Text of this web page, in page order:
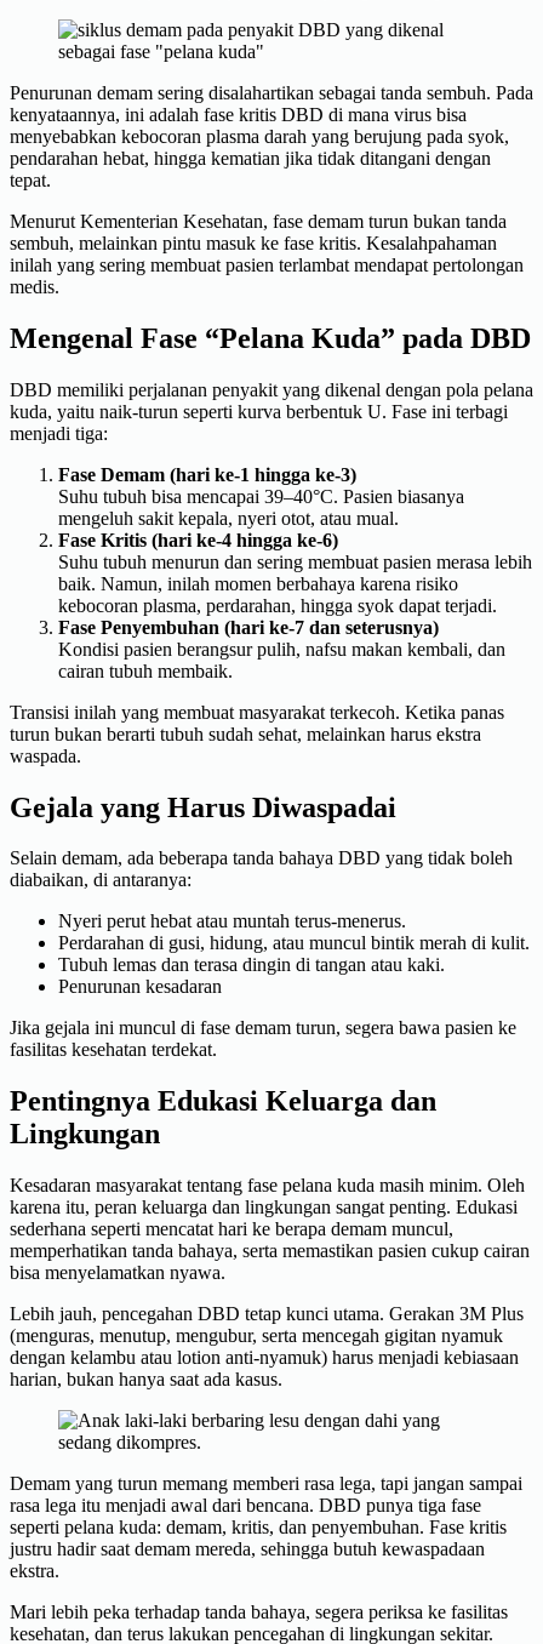
Penurunan demam sering disalahartikan sebagai tanda sembuh. Pada
kenyataannya, ini adalah fase kritis DBD di mana virus bisa
menyebabkan kebocoran plasma darah yang berujung pada syok,
pendarahan hebat, hingga kematian jika tidak ditangani dengan
tepat.
Menurut Kementerian Kesehatan, fase demam turun bukan tanda
sembuh, melainkan pintu masuk ke fase kritis. Kesalahpahaman
inilah yang sering membuat pasien terlambat mendapat pertolongan
medis.
Mengenal Fase “Pelana Kuda” pada DBD
DBD memiliki perjalanan penyakit yang dikenal dengan pola pelana
kuda, yaitu naik-turun seperti kurva berbentuk U. Fase ini terbagi
menjadi tiga:
Fase Demam (hari ke-1 hingga ke-3)
Suhu tubuh bisa mencapai 39–40°C. Pasien biasanya
mengeluh sakit kepala, nyeri otot, atau mual.
Fase Kritis (hari ke-4 hingga ke-6)
Suhu tubuh menurun dan sering membuat pasien merasa lebih
baik. Namun, inilah momen berbahaya karena risiko
kebocoran plasma, perdarahan, hingga syok dapat terjadi.
Fase Penyembuhan (hari ke-7 dan seterusnya)
Kondisi pasien berangsur pulih, nafsu makan kembali, dan
cairan tubuh membaik.
Transisi inilah yang membuat masyarakat terkecoh. Ketika panas
turun bukan berarti tubuh sudah sehat, melainkan harus ekstra
waspada.
Gejala yang Harus Diwaspadai
Selain demam, ada beberapa tanda bahaya DBD yang tidak boleh
diabaikan, di antaranya:
Nyeri perut hebat atau muntah terus-menerus.
Perdarahan di gusi, hidung, atau muncul bintik merah di kulit.
Tubuh lemas dan terasa dingin di tangan atau kaki.
Penurunan kesadaran
Jika gejala ini muncul di fase demam turun, segera bawa pasien ke
fasilitas kesehatan terdekat.
Pentingnya Edukasi Keluarga dan
Lingkungan
Kesadaran masyarakat tentang fase pelana kuda masih minim. Oleh
karena itu, peran keluarga dan lingkungan sangat penting. Edukasi
sederhana seperti mencatat hari ke berapa demam muncul,
memperhatikan tanda bahaya, serta memastikan pasien cukup cairan
bisa menyelamatkan nyawa.
Lebih jauh, pencegahan DBD tetap kunci utama. Gerakan 3M Plus
(menguras, menutup, mengubur, serta mencegah gigitan nyamuk
dengan kelambu atau lotion anti-nyamuk) harus menjadi kebiasaan
harian, bukan hanya saat ada kasus.
Demam yang turun memang memberi rasa lega, tapi jangan sampai
rasa lega itu menjadi awal dari bencana. DBD punya tiga fase
seperti pelana kuda: demam, kritis, dan penyembuhan. Fase kritis
justru hadir saat demam mereda, sehingga butuh kewaspadaan
ekstra.
Mari lebih peka terhadap tanda bahaya, segera periksa ke fasilitas
kesehatan, dan terus lakukan pencegahan di lingkungan sekitar.